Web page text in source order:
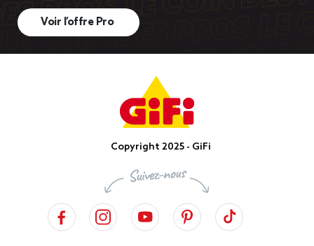
Voir l’offre Pro
Copyright 2025 - GiFi